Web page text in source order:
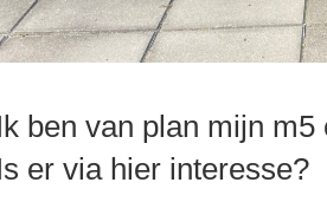
ben van plan mijn
er via hier interesse?